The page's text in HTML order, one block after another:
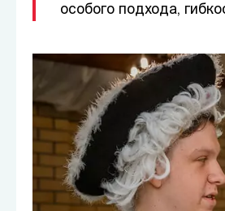
особого подхода,